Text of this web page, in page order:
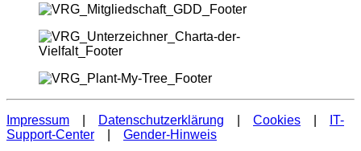
Impressum Datenschutzerklärung Cookies
IT-
Support-Center
Gender-Hinweis